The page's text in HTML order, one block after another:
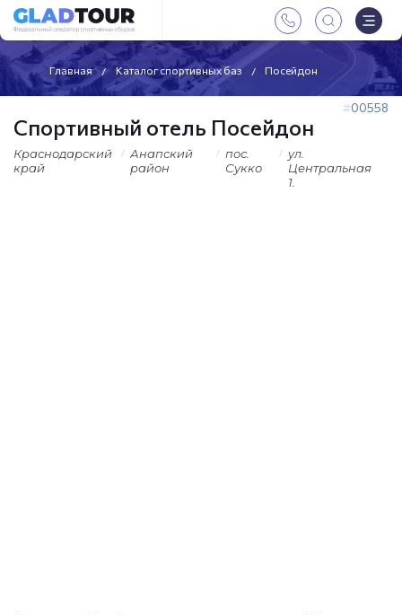
Главная Каталог спортивных баз Посейдон
00558
Спортивный отель Посейдон
Краснодарский
край
Анапский
район
пос.
Сукко
ул.
Центральная
1.